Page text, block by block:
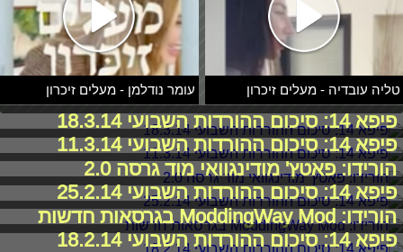
טליה עובדיה - מעלים זיכרון עומר נודלמן - מעלים זיכרון
פיפא 14: סיכום ההורדות השבועי 18.3.14
פיפא 14: סיכום ההורדות השבועי 11.3.14
הורידו: פאטץ' מודינגוואי מוד גרסה 2.0
פיפא 14: סיכום ההורדות השבועי 25.2.14
הורידו: ModdingWay Mod בגרסאות חדשות
פיפא 14: סיכום ההורדות השבועי 18.2.14